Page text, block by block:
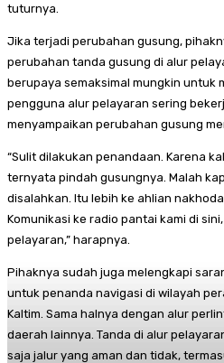
tuturnya.
Jika terjadi perubahan gusung,
perubahan tanda gusung di alur
berupaya semaksimal mungkin untuk
pengguna alur pelayaran sering
menyampaikan perubahan gusung
“Sulit dilakukan penandaan. Karena
ternyata pindah gusungnya. Malah
disalahkan. Itu lebih ke ahlian
Komunikasi ke radio pantai kami di
pelayaran,” harapnya.
Pihaknya sudah juga melengkapi
untuk penanda navigasi di wilayah
Kaltim. Sama halnya dengan alur
daerah lainnya. Tanda di alur
saja jalur yang aman dan tidak,